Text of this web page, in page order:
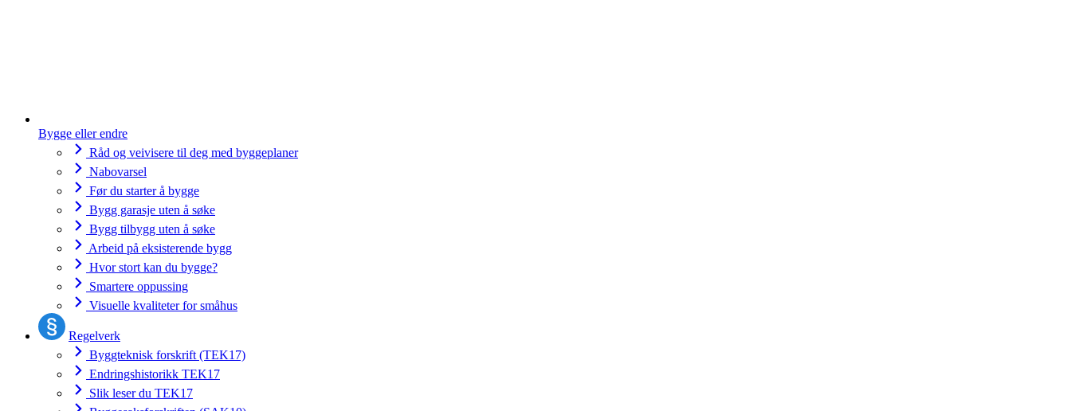
Bygge eller endre
Råd og veivisere til deg med byggeplaner
Nabovarsel
Før du starter å bygge
Bygg garasje uten å søke
Bygg tilbygg uten å søke
Arbeid på eksisterende bygg
Hvor stort kan du bygge?
Smartere oppussing
Visuelle kvaliteter for småhus
Regelverk
Byggteknisk forskrift (TEK17)
Endringshistorikk TEK17
Slik leser du TEK17